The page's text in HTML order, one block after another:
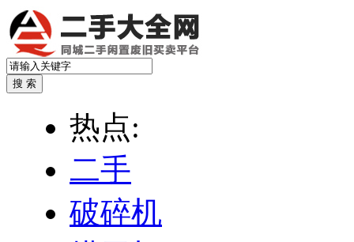
热点:
二手
破碎机